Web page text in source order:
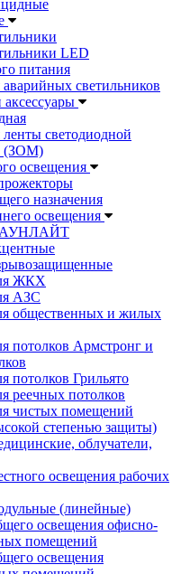
LED
питания
светильников
светодиодной
(ЗОМ)
освещения
назначения
освещения
ЖКХ
АЗС
общественных и жилых
потолков Армстронг и
потолков Грильято
реечных потолков
чистых помещений
степенью защиты)
облучатели,
освещения рабочих
(линейные)
освещения офисно-
помещений
освещения